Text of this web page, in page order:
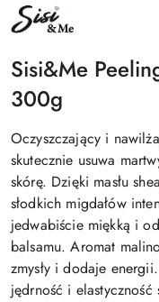
NAZWA
PRODUCENTA:
SISI&ME
Sisi&Me
300g
Oczyszczający i
skutecznie usuwa
skórę. Dzięki masłu
słodkich migdałów
jedwabiście miękką i
balsamu. Aromat
zmysły i dodaje
jędrność i elastyczność